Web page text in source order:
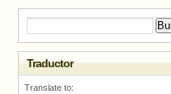
Traductor
Translate to: